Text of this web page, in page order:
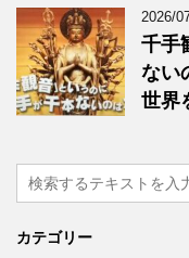
2026/
千手
ない
世界
カテゴリー